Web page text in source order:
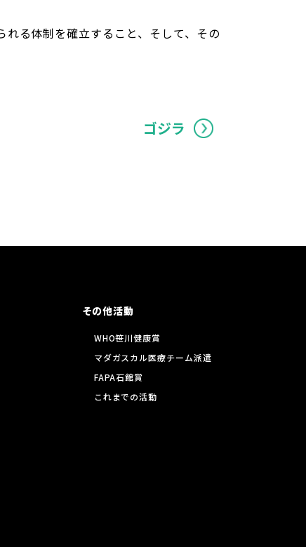
る体制を確立すること、そして、その
ゴジラ
その他活動
WHO笹川健康賞
マダガスカル医療チーム派遣
FAPA石館賞
これまでの活動